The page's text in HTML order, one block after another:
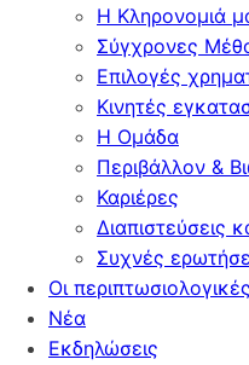
Η Κληρονομιά
Σύγχρονες
Επιλογές
Κινητές
Η Ομάδα
Περιβάλλον &
Καριέρες
Διαπιστεύσεις
Συχνές
Οι
Νέα
Εκδηλώσεις